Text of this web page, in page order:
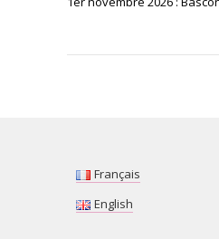
Français
English